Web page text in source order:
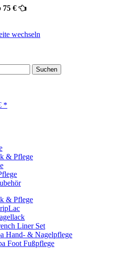
75 €
Suchen
*
& Pflege
& Pflege
Liner Set
Hand- & Nagelpflege
Foot Fußpflege